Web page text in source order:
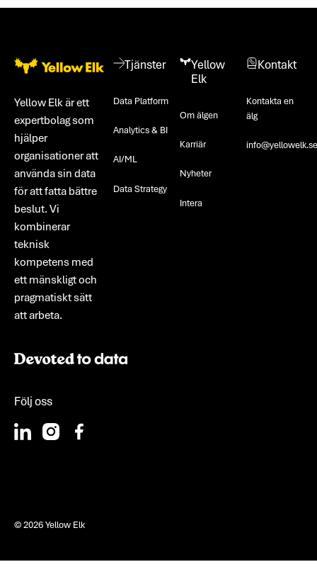
Footer
Yellow Elk är ett
expertbolag som
hjälper
organisationer att
använda sin data
för att fatta bättre
beslut. Vi
kombinerar
teknisk
kompetens med
ett mänskligt och
pragmatiskt sätt
att arbeta.
Följ oss
Tjänster
Data Platform
Analytics & BI
AI/ML
Data Strategy
Yellow
Elk
Om älgen
Karriär
Nyheter
Intera
Kontakt
Kontakta en
älg
info@yellowelk.se
©2026Yellow Elk